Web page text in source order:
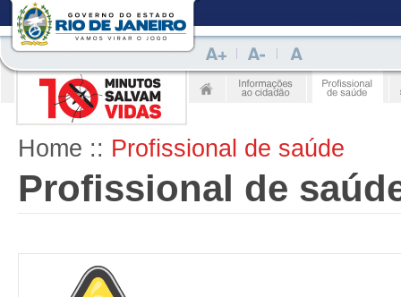
Home :: Profissional de saúde
Profissional de